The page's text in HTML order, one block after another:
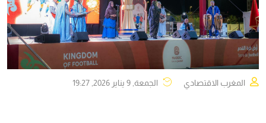
المغرب الاقتصادي الجمعة, 9 يناير 2026, 19:27